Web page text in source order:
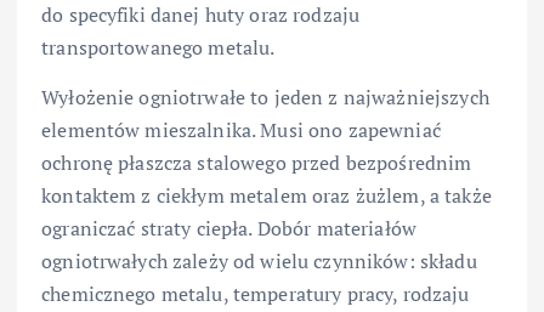
do specyfiki danej huty oraz rodzaju
transportowanego metalu.
Wyłożenie ogniotrwałe to jeden z najważniejszych
elementów mieszalnika. Musi ono zapewniać
ochronę płaszcza stalowego przed bezpośrednim
kontaktem z ciekłym metalem oraz żużlem, a także
ograniczać straty ciepła. Dobór materiałów
ogniotrwałych zależy od wielu czynników: składu
chemicznego metalu, temperatury pracy, rodzaju